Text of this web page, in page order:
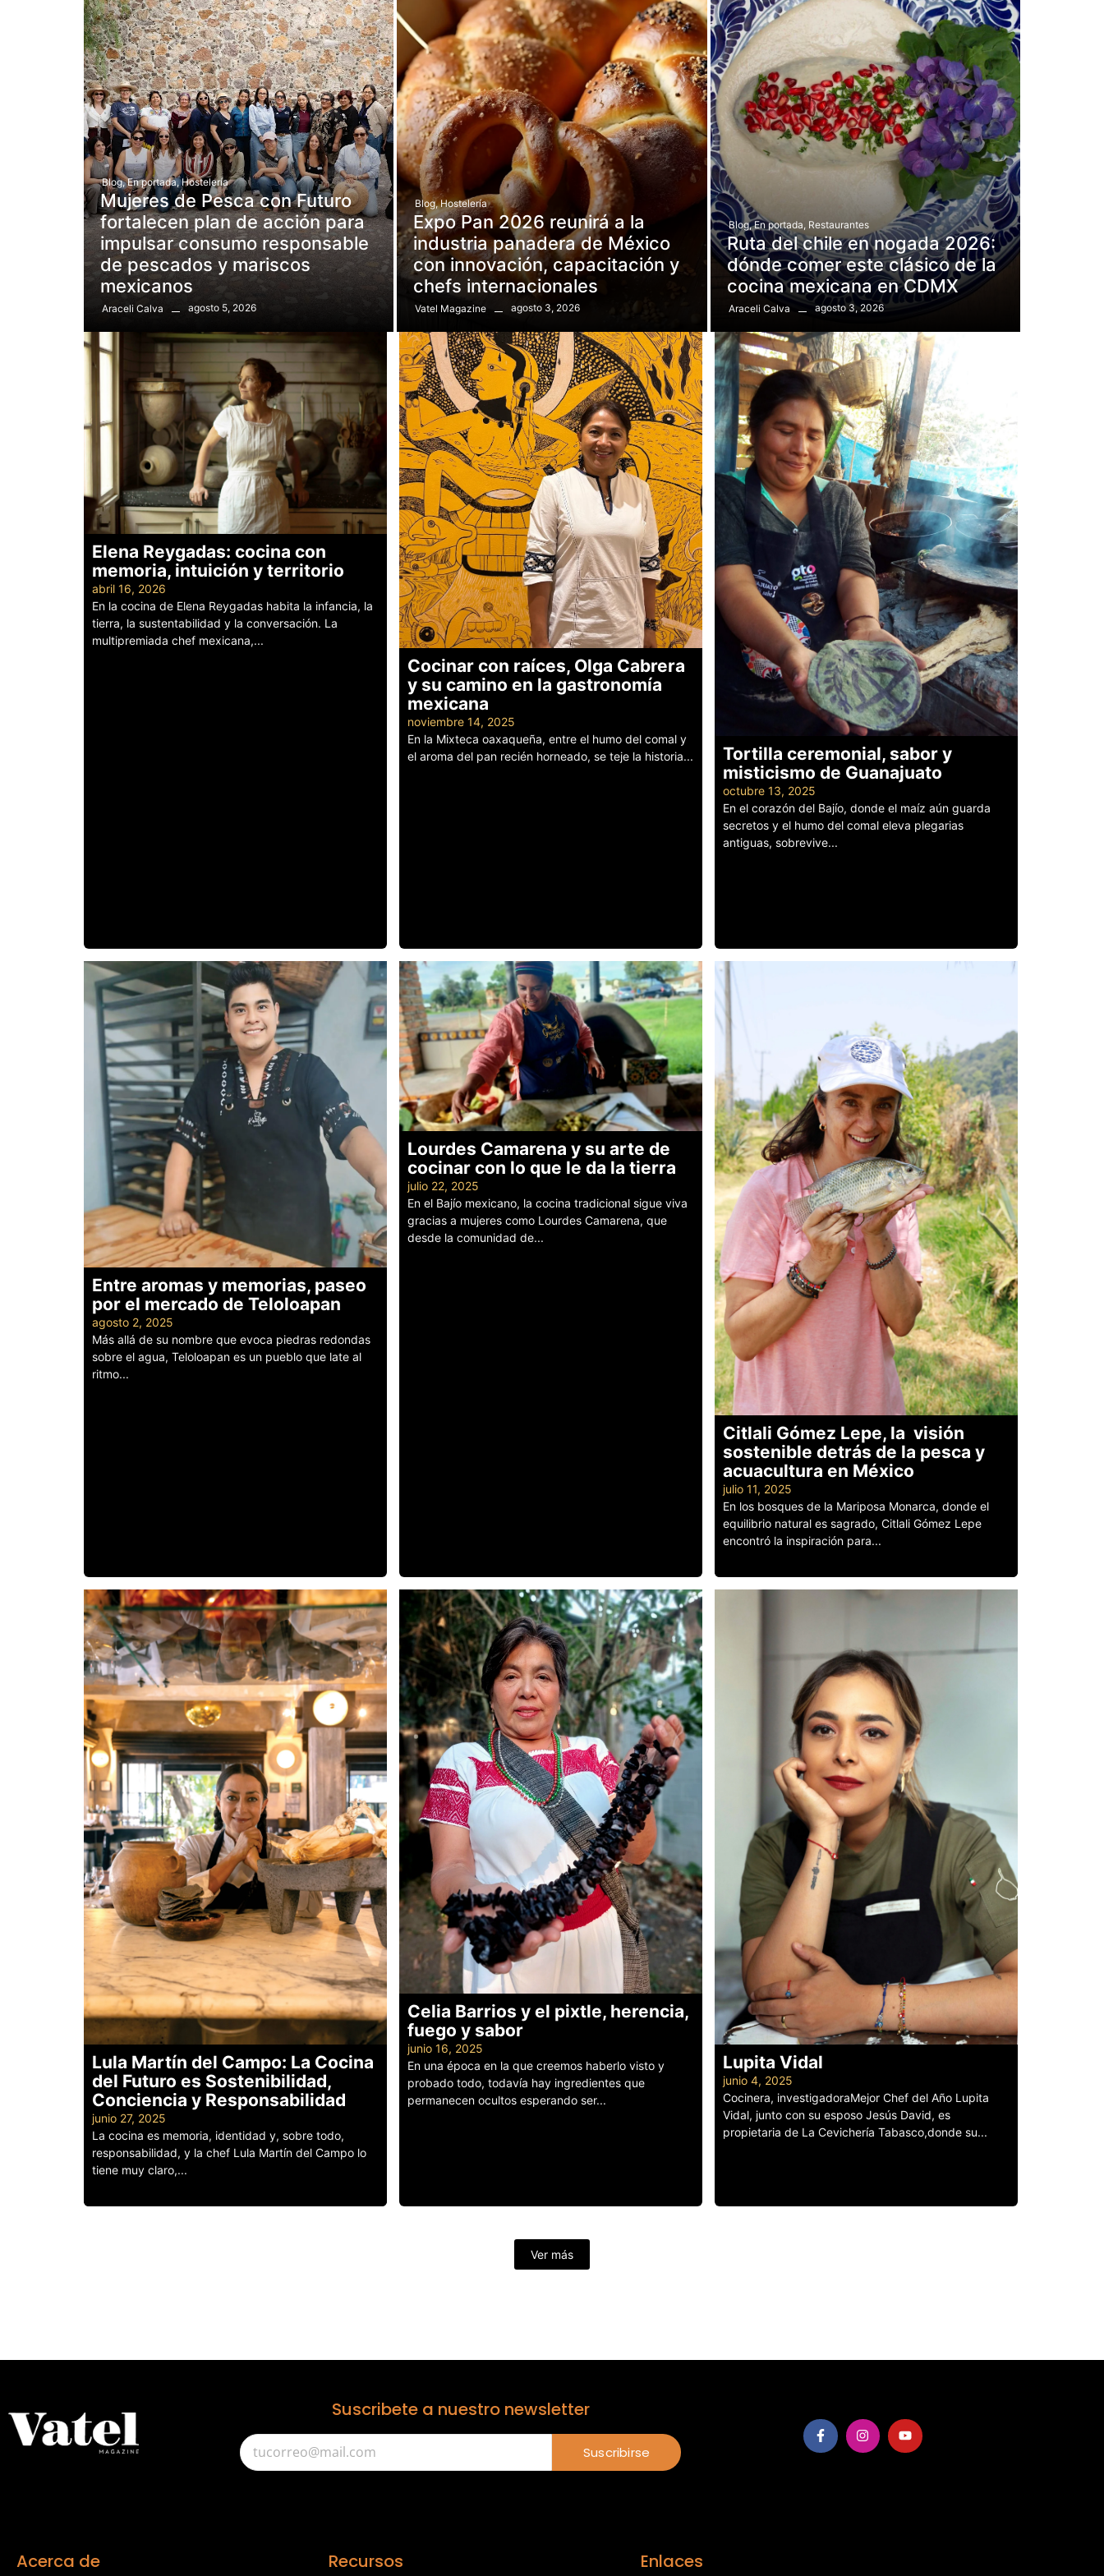
Blog, En portada, Hostelería
Mujeres de Pesca con Futuro
fortalecen plan de acción para
impulsar consumo responsable
de pescados y mariscos
mexicanos
Araceli Calva agosto 5, 2026
Blog, Hostelería
Expo Pan 2026 reunirá a la
industria panadera de México
con innovación, capacitación y
chefs internacionales
Vatel Magazine agosto 3, 2026
Blog, En portada, Restaurantes
Ruta del chile en nogada 2026:
dónde comer este clásico de la
cocina mexicana en CDMX
Araceli Calva agosto 3, 2026
Elena Reygadas: cocina con
memoria, intuición y territorio
abril 16, 2026
En la cocina de Elena Reygadas habita la infancia, la
tierra, la sustentabilidad y la conversación. La
multipremiada chef mexicana,...
Cocinar con raíces, Olga Cabrera
y su camino en la gastronomía
mexicana
noviembre 14, 2025
En la Mixteca oaxaqueña, entre el humo del comal y
el aroma del pan recién horneado, se teje la historia...
Tortilla ceremonial, sabor y
misticismo de Guanajuato
octubre 13, 2025
En el corazón del Bajío, donde el maíz aún guarda
secretos y el humo del comal eleva plegarias
antiguas, sobrevive...
Entre aromas y memorias, paseo
por el mercado de Teloloapan
agosto 2, 2025
Más allá de su nombre que evoca piedras redondas
sobre el agua, Teloloapan es un pueblo que late al
ritmo...
Lourdes Camarena y su arte de
cocinar con lo que le da la tierra
julio 22, 2025
En el Bajío mexicano, la cocina tradicional sigue viva
gracias a mujeres como Lourdes Camarena, que
desde la comunidad de...
Citlali Gómez Lepe, la visión
sostenible detrás de la pesca y
acuacultura en México
julio 11, 2025
En los bosques de la Mariposa Monarca, donde el
equilibrio natural es sagrado, Citlali Gómez Lepe
encontró la inspiración para...
Lula Martín del Campo: La Cocina
del Futuro es Sostenibilidad,
Conciencia y Responsabilidad
junio 27, 2025
La cocina es memoria, identidad y, sobre todo,
responsabilidad, y la chef Lula Martín del Campo lo
tiene muy claro,...
Celia Barrios y el pixtle, herencia,
fuego y sabor
junio 16, 2025
En una época en la que creemos haberlo visto y
probado todo, todavía hay ingredientes que
permanecen ocultos esperando ser...
Lupita Vidal
junio 4, 2025
Cocinera, investigadoraMejor Chef del Año Lupita
Vidal, junto con su esposo Jesús David, es
propietaria de La Cevichería Tabasco,donde su...
Ver más
Suscribete a nuestro newsletter
Suscribirse
Acerca de Recursos Enlaces